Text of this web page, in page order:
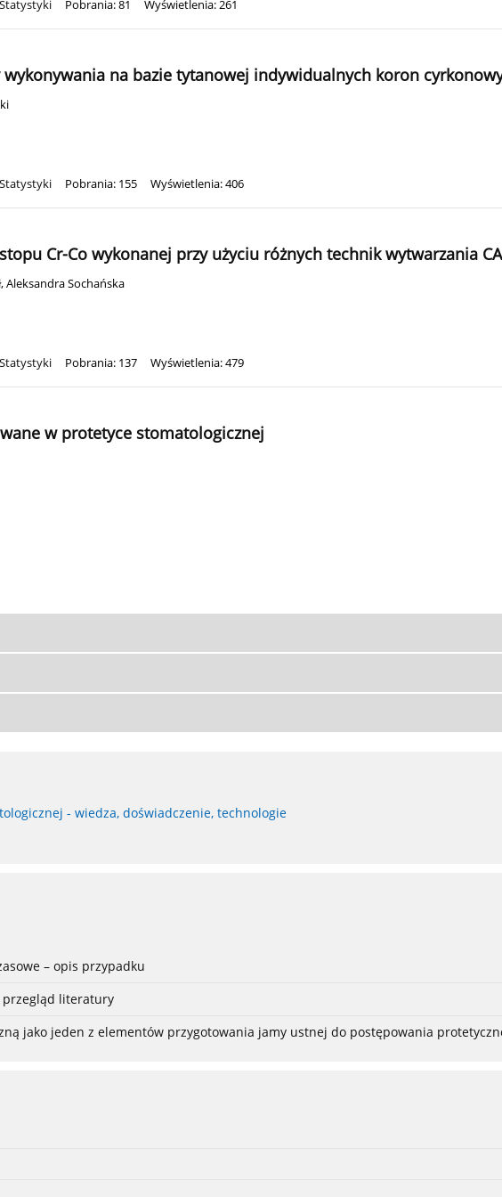
Statystyki Pobrania: 81 Wyświetlenia: 261
na bazie tytanowej indywidualnych koron
Statystyki Pobrania: 155 Wyświetlenia: 406
Cr-Co wykonanej przy użyciu różnych technik wytwarzania
,Aleksandra Sochańska
Statystyki Pobrania: 137 Wyświetlenia: 479
w protetyce stomatologicznej
- wiedza, doświadczenie, technologie
– opis przypadku
przegląd literatury
jako jeden z elementów przygotowania jamy ustnej do postępowania